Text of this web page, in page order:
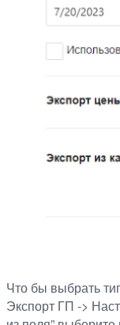
Что бы выбрать
Экспорт ГП ->